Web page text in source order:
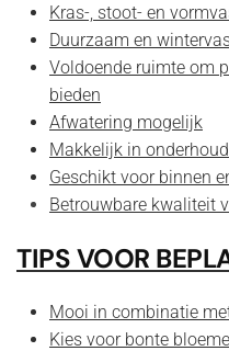
Kras-, stoot- en
Duurzaam en
Voldoende ruimte om
bieden
Afwatering mogelijk
Makkelijk in onderhoud
Geschikt voor binnen
Betrouwbare kwaliteit
TIPS VOOR
Mooi in combinatie
Kies voor bonte